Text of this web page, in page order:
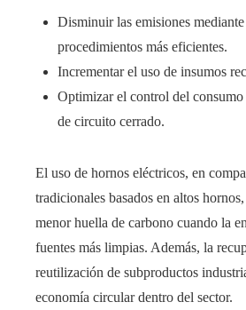
Disminuir las emisiones
procedimientos más eficientes.
Incrementar el uso de insumos
Optimizar el control del consumo
de circuito cerrado.
El uso de hornos eléctricos, en
tradicionales basados en altos
menor huella de carbono cuando la
fuentes más limpias. Además, la
reutilización de subproductos
economía circular dentro del sector.